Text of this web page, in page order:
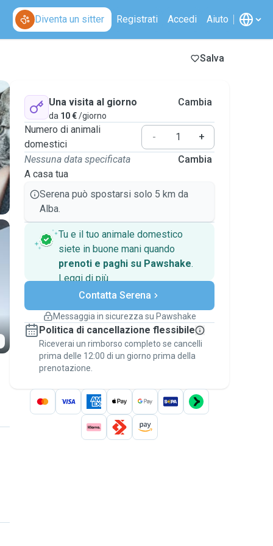
Diventa un sitter Registrati Accedi Aiuto
Salva
Una visita al giorno
da 10 €/giorno
Cambia
Numero di animali
domestici
-
+
Nessuna data specificata
A casa tua
Cambia
Serena può spostarsi solo 5 km da
Alba.
Tu e il tuo animale domestico
siete in buone mani quando
prenoti e paghi su Pawshake.
Leggi di piùPagamenti sicuri
Assistenza se i piani
Prenotazioni coperte
Stai su Pawshake - dal primo messaggio al
pagamento - per attivare laGaranzia
Pawshake.
Contatta Serena
Messaggia in sicurezza su Pawshake
Politica di cancellazione flessibile
Riceverai un rimborso completo se cancelli
prima delle 12:00 di un giorno prima della
prenotazione.